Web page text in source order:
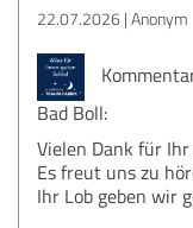
22.07.2026 Anonym
Bad Boll:
Vielen Dank für
Es freut uns zu
Ihr Lob geben wir